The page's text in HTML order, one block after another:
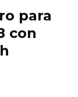
para
con